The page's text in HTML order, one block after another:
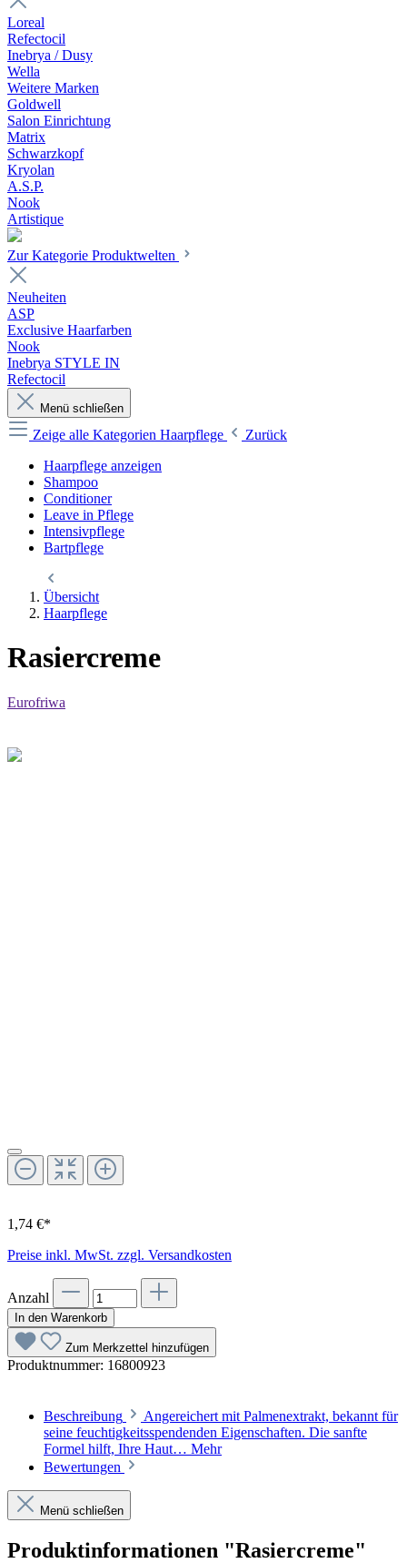
Loreal
Refectocil
Inebrya / Dusy
Wella
Weitere Marken
Goldwell
Salon Einrichtung
Matrix
Schwarzkopf
Kryolan
A.S.P.
Nook
Artistique
Zur Kategorie Produktwelten
Neuheiten
ASP
Exclusive Haarfarben
Nook
Inebrya STYLE IN
Refectocil
Menü schließen
Zeige alle Kategorien Haarpflege
Zurück
Haarpflege anzeigen
Shampoo
Conditioner
Leave in Pflege
Intensivpflege
Bartpflege
Übersicht
Haarpflege
Rasiercreme
Eurofriwa
1,74 €*
Preise inkl. MwSt. zzgl. Versandkosten
Anzahl
In den Warenkorb
Zum Merkzettel hinzufügen
Produktnummer: 16800923
Beschreibung
Angereichert mit Palmenextrakt, bekannt für
seine feuchtigkeitsspendenden Eigenschaften. Die sanfte
Formel hilft, Ihre Haut… Mehr
Bewertungen
Menü schließen
Produktinformationen "Rasiercreme"